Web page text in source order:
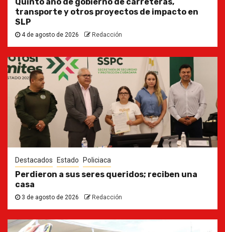
transporte y otros proyectos de impacto en
SLP
4 de agosto de 2026 Redacción
Destacados Estado Policiaca
Perdieron a sus seres queridos; reciben una
casa
3 de agosto de 2026 Redacción